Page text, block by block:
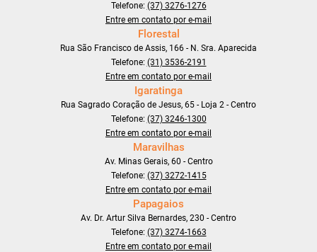
Telefone: (37) 3276-1276
Entre em contato por e-mail
Florestal
Rua São Francisco de Assis, 166 - N. Sra. Aparecida
Telefone: (31) 3536-2191
Entre em contato por e-mail
Igaratinga
Rua Sagrado Coração de Jesus, 65 - Loja 2 - Centro
Telefone: (37) 3246-1300
Entre em contato por e-mail
Maravilhas
Av. Minas Gerais, 60 - Centro
Telefone: (37) 3272-1415
Entre em contato por e-mail
Papagaios
Av. Dr. Artur Silva Bernardes, 230 - Centro
Telefone: (37) 3274-1663
Entre em contato por e-mail